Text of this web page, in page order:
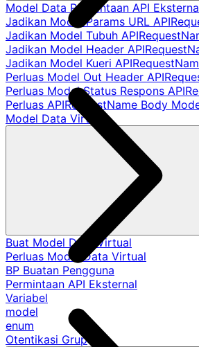
Model Data Permintaan API
Jadikan Model Params URL
Jadikan Model Tubuh
Jadikan Model Header
Jadikan Model Kueri
Perluas Model Out Header
Perluas Model Status Respons
Perluas APIRequestName Body
Model Data Virtual
Buat Model Data Virtual
Perluas Model Data Virtual
BP Buatan Pengguna
Permintaan API Eksternal
Variabel
model
enum
Otentikasi Grup